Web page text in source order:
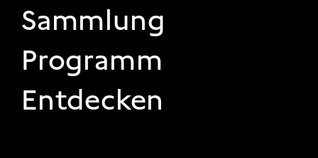
Sammlung
Programm
Entdecken